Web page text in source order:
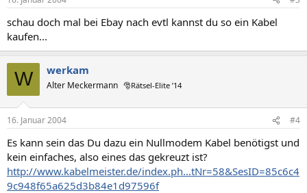
schau doch mal bei Ebay nach evtl kannst du so ein Kabel
kaufen...
W werkam
Alter Meckermann 🎅Rätsel-Elite ’14
16. Januar 2004 #4
Es kann sein das Du dazu ein Nullmodem Kabel benötigst und
kein einfaches, also eines das gekreuzt ist?
http://www.kabelmeister.de/index.ph...tNr=58&SesID=85c6c4
9c948f65a625d3b84e1d97596f